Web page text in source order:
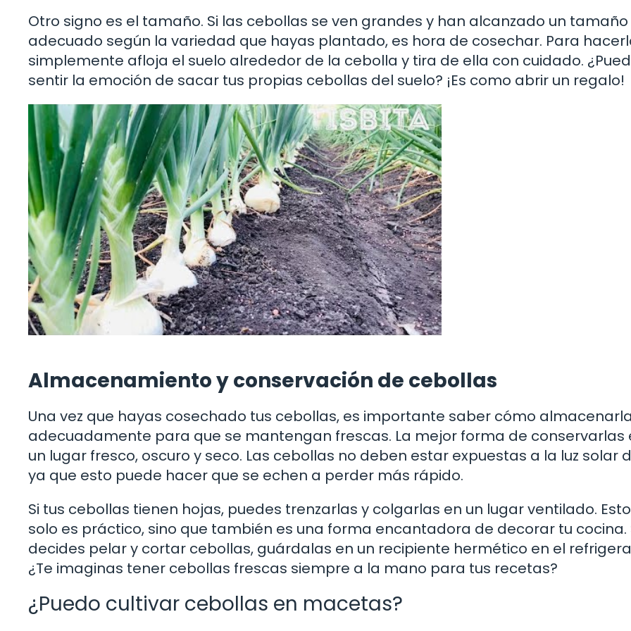
Otro signo es el tamaño. Si las cebollas se ven grandes y han alcanzado un tamaño
adecuado según la variedad que hayas plantado, es hora de cosechar. Para
simplemente afloja el suelo alrededor de la cebolla y tira de ella con cuidado.
sentir la emoción de sacar tus propias cebollas del suelo? ¡Es como abrir un regalo!
Almacenamiento y conservación de cebollas
Una vez que hayas cosechado tus cebollas, es importante saber cómo
adecuadamente para que se mantengan frescas. La mejor forma de conservarlas
un lugar fresco, oscuro y seco. Las cebollas no deben estar expuestas a la luz solar
ya que esto puede hacer que se echen a perder más rápido.
Si tus cebollas tienen hojas, puedes trenzarlas y colgarlas en un lugar ventilado.
solo es práctico, sino que también es una forma encantadora de decorar tu cocina.
decides pelar y cortar cebollas, guárdalas en un recipiente hermético en el
¿Te imaginas tener cebollas frescas siempre a la mano para tus recetas?
¿Puedo cultivar cebollas en macetas?